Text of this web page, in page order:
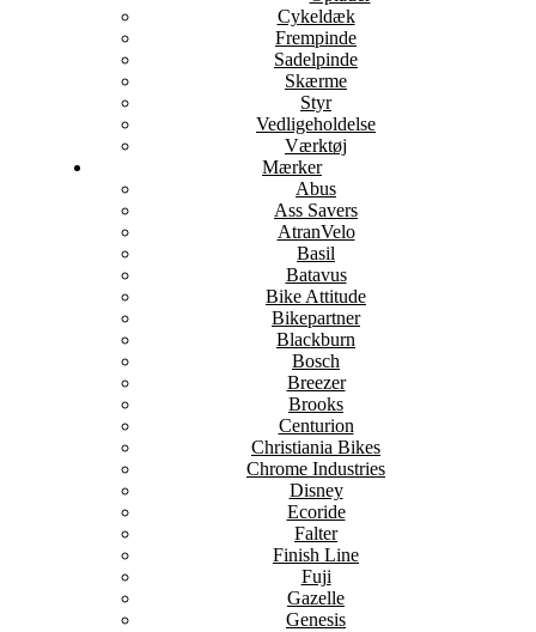
Cykeldæk
Frempinde
Sadelpinde
Skærme
Styr
Vedligeholdelse
Værktøj
Mærker
Abus
Ass Savers
AtranVelo
Basil
Batavus
Bike Attitude
Bikepartner
Blackburn
Bosch
Breezer
Brooks
Centurion
Christiania Bikes
Chrome Industries
Disney
Ecoride
Falter
Finish Line
Fuji
Gazelle
Genesis